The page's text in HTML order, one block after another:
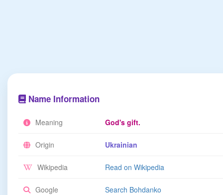
Name Information
Meaning God's gift.
Origin Ukrainian
Wikipedia Read on Wikipedia
Google Search Bohdanko